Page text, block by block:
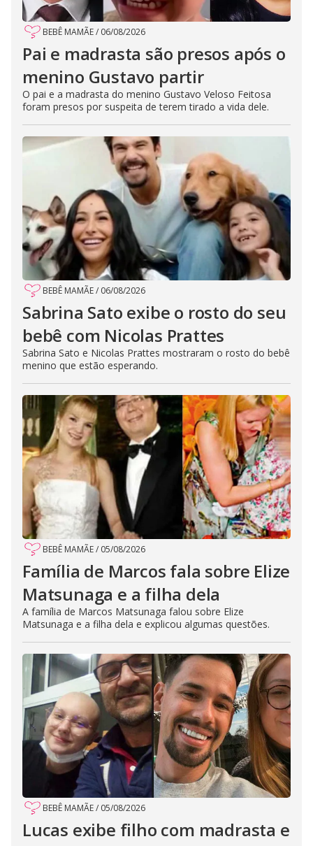
BEBÊ MAMÃE/ 06/08/2026
Pai e madrasta são presos após o
menino Gustavo partir
O pai e a madrasta do menino Gustavo Veloso Feitosa
foram presos por suspeita de terem tirado a vida dele.
BEBÊ MAMÃE/ 06/08/2026
Sabrina Sato exibe o rosto do seu
bebê com Nicolas Prattes
Sabrina Sato e Nicolas Prattes mostraram o rosto do bebê
menino que estão esperando.
BEBÊ MAMÃE/ 05/08/2026
Família de Marcos fala sobre Elize
Matsunaga e a filha dela
A família de Marcos Matsunaga falou sobre Elize
Matsunaga e a filha dela e explicou algumas questões.
BEBÊ MAMÃE/ 05/08/2026
Lucas exibe filho com madrasta e